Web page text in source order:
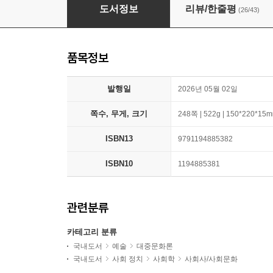
다시 오고 싶은 나라
도서정보 리뷰/한줄평 (26/43)
품목정보
발행일 2026년 05월 02일
쪽수, 무게, 크기 248쪽 | 522g |
ISBN13 9791194885382
ISBN10 1194885381
관련분류
카테고리 분류
국내도서 예술
대중문화론
국내도서
사회 정치 사회학 사회사/사회문화